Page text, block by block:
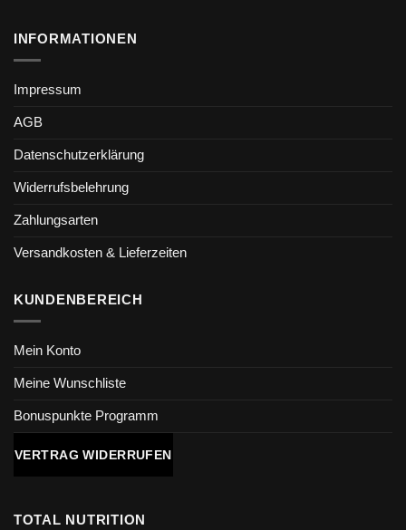
INFORMATIONEN
Impressum
AGB
Datenschutzerklärung
Widerrufsbelehrung
Zahlungsarten
Versandkosten & Lieferzeiten
KUNDENBEREICH
Mein Konto
Meine Wunschliste
Bonuspunkte Programm
VERTRAG WIDERRUFEN
TOTAL NUTRITION